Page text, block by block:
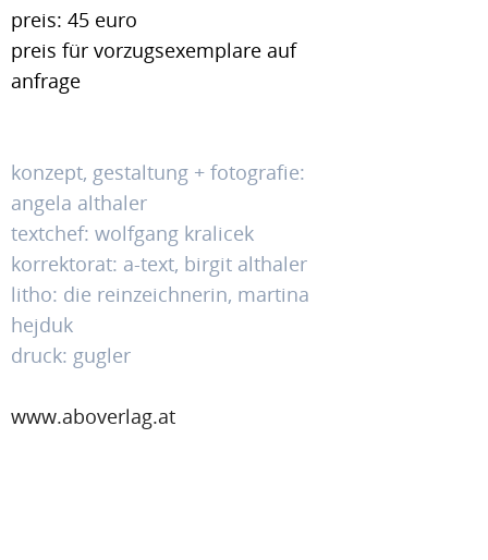
preis: 45 euro
preis für vorzugsexemplare auf
anfrage
konzept, gestaltung + fotografie:
angela althaler
textchef: wolfgang kralicek
korrektorat: a-text, birgit althaler
litho: die reinzeichnerin, martina
hejduk
druck: gugler
www.aboverlag.at